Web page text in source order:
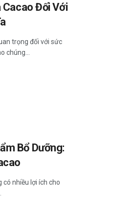
Cacao Đối Với
trọng đối với sức
chúng...
Bổ Dưỡng:
nhiều lợi ích cho